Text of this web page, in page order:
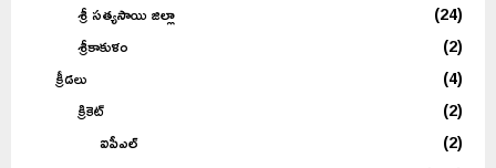
శ్రీ సత్యసాయి జిల్లా
(24)
శ్రీకాకుళం
(2)
క్రీడలు
(4)
క్రికెట్
(2)
ఐపీఎల్
(2)